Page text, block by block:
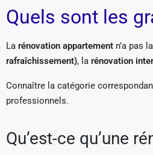
Quels sont les
La rénovation appartement n’a pas
rafraîchissement), la rénovation
Connaître la catégorie
professionnels.
Qu’est-ce qu’une